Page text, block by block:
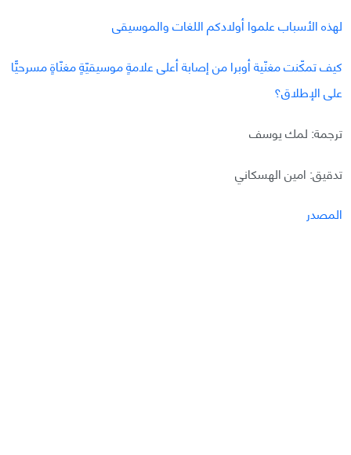
لهذه الأسباب علموا أولادكم اللغات والموسيقى
كيف تمكّنت مغنّية أوبرا من إصابة أعلى علامةٍ موسيقيّةٍ مغنّاةٍ مسرحيًّا
على الإطلاق؟
ترجمة: لمك يوسف
تدقيق: امين الهسكاني
المصدر